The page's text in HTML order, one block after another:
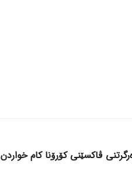
ڤاکسێنی کۆرۆنا کام خواردن